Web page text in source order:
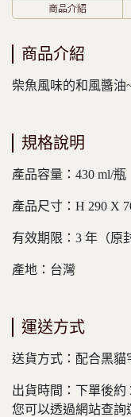
商品介紹
商品介紹
柴魚風味的和風醬油
規格說明
產品容量：430 ml/瓶
產品尺寸：H 290 X
有效期限：3 年（原
產地：台灣
運送方式
送貨方式：配合黑貓
出貨時間：下單後約
您可以透過網站查詢